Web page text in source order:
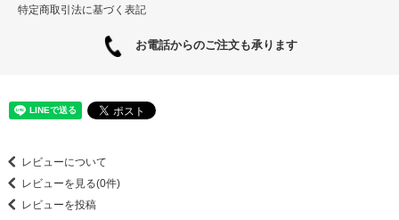
特定商取引法に基づく表記
お電話からのご注文も承ります
レビューについて
レビューを見る(0件)
レビューを投稿